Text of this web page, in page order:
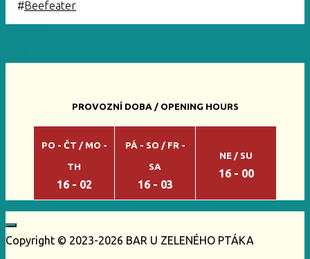
#Beefeater
PROVOZNÍ DOBA / OPENING HOURS
PO - ČT / MO -
TH
16 - 02
PÁ - SO / FR -
SA
16 - 03
NE / SU
16 - 00
Copyright © 2023-2026 BAR U ZELENÉHO PTÁKA